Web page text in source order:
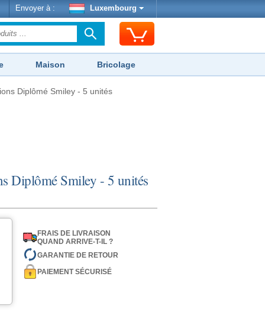
Envoyer à : Luxembourg
Maison Bricolage
Diplômé Smiley - 5 unités
Diplômé Smiley - 5 unités
FRAIS DE LIVRAISON
QUAND ARRIVE-T-IL ?
GARANTIE DE RETOUR
PAIEMENT SÉCURISÉ